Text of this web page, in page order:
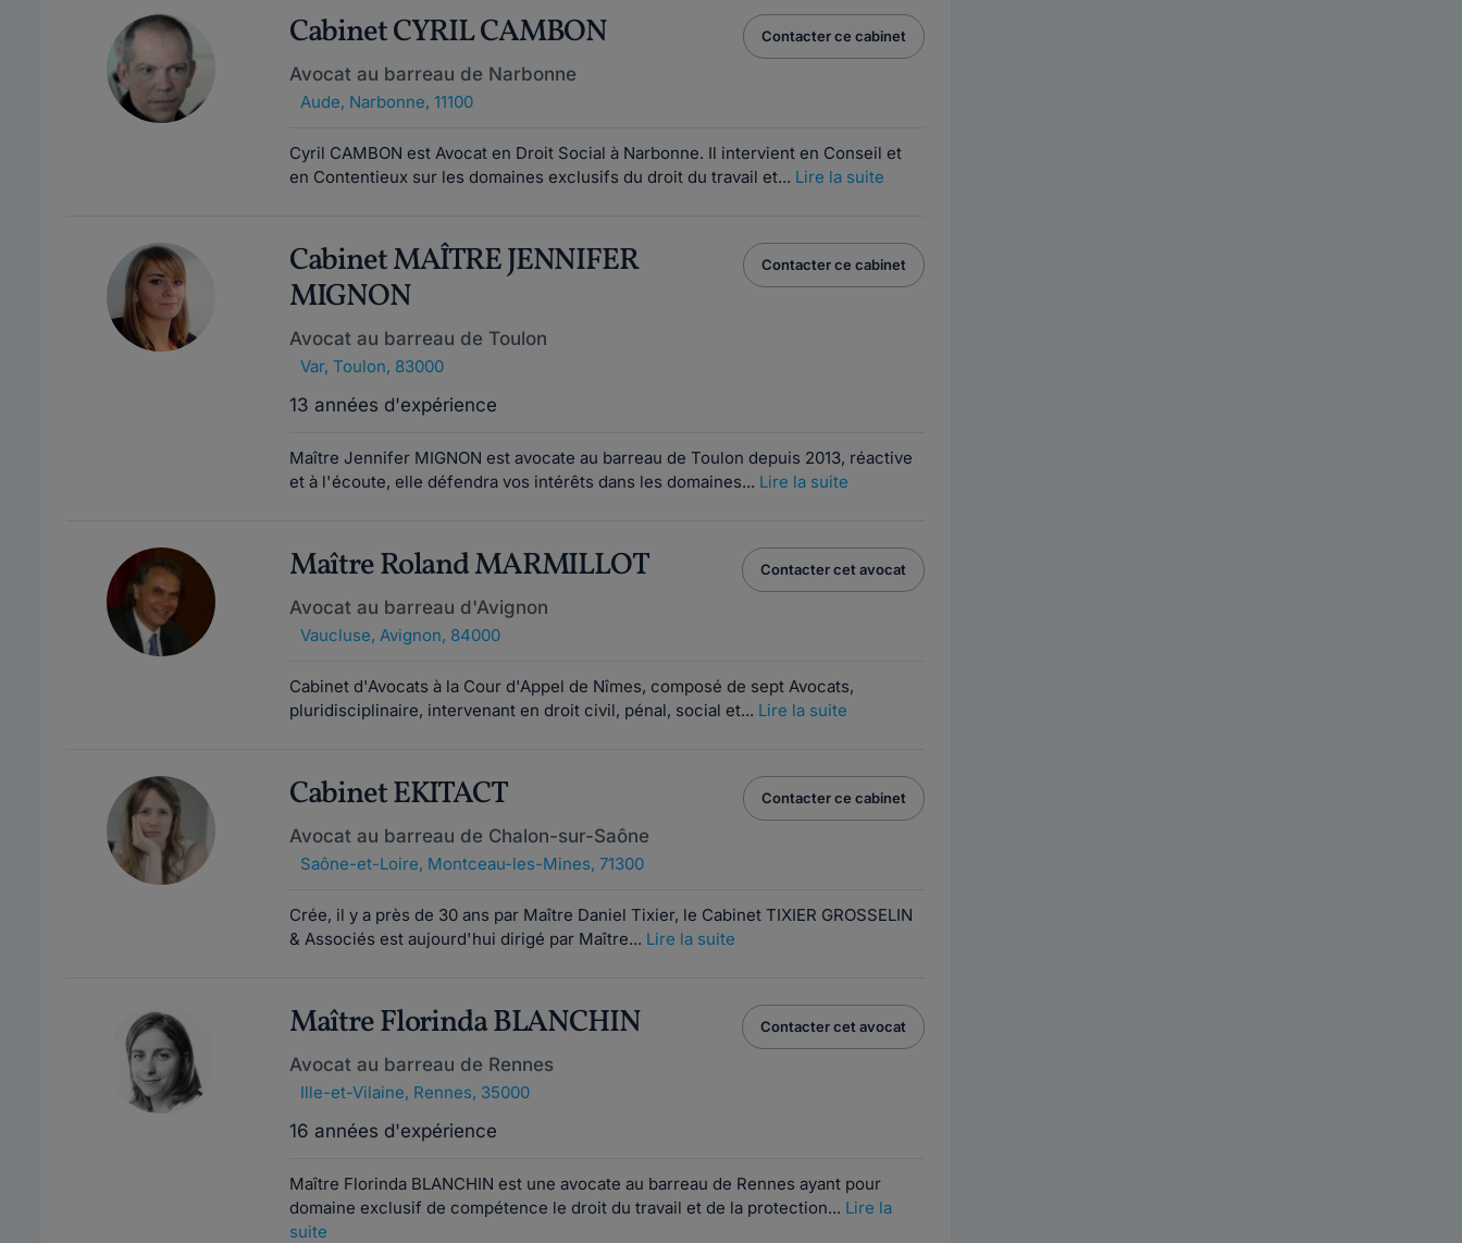
Cabinet CYRIL CAMBON
Avocat au barreau de Narbonne
Aude, Narbonne, 11100
Contacter ce cabinet
Cyril CAMBON est Avocat en Droit Social à Narbonne. Il intervient en Conseil et
en Contentieux sur les domaines exclusifs du droit du travail et... Lire la suite
Cabinet MAÎTRE JENNIFER
MIGNON
Avocat au barreau de Toulon
Var, Toulon, 83000
13 années d'expérience
Contacter ce cabinet
Maître Jennifer MIGNON est avocate au barreau de Toulon depuis 2013, réactive
et à l'écoute, elle défendra vos intérêts dans les domaines... Lire la suite
Maître Roland MARMILLOT
Avocat au barreau d'Avignon
Vaucluse, Avignon, 84000
Contacter cet avocat
Cabinet d'Avocats à la Cour d'Appel de Nîmes, composé de sept Avocats,
pluridisciplinaire, intervenant en droit civil, pénal, social et... Lire la suite
Cabinet EKITACT
Avocat au barreau de Chalon-sur-Saône
Saône-et-Loire, Montceau-les-Mines, 71300
Contacter ce cabinet
Crée, il y a près de 30 ans par Maître Daniel Tixier, le Cabinet TIXIER GROSSELIN
& Associés est aujourd'hui dirigé par Maître... Lire la suite
Maître Florinda BLANCHIN
Avocat au barreau de Rennes
Ille-et-Vilaine, Rennes, 35000
16 années d'expérience
Contacter cet avocat
Maître Florinda BLANCHIN est une avocate au barreau de Rennes ayant pour
domaine exclusif de compétence le droit du travail et de la protection... Lire la
suite